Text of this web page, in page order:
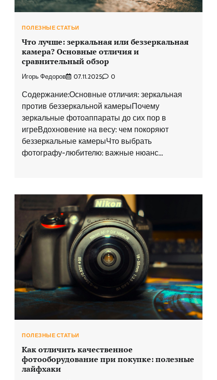
ПОЛЕЗНЫЕ СТАТЬИ
Что лучше: зеркальная или беззеркальная
камера? Основные отличия и
сравнительный обзор
Игорь Федоров 07.11.2025 0
Содержание:Основные отличия: зеркальная
против беззеркальной камерыПочему
зеркальные фотоаппараты до сих пор в
игреВдохновение на весу: чем покоряют
беззеркальные камерыЧто выбрать
фотографу-любителю: важные нюанс…
ПОЛЕЗНЫЕ СТАТЬИ
Как отличить качественное
фотооборудование при покупке: полезные
лайфхаки